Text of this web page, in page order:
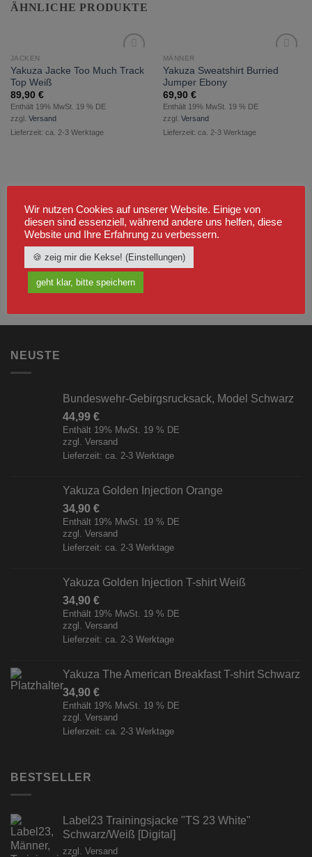
ÄHNLICHE PRODUKTE
Wunschliste
JACKEN
Yakuza Jacke Too Much Track
Top Weiß
89,90 €
Enthält 19% MwSt. 19 % DE
zzgl. Versand
Lieferzeit: ca. 2-3 Werktage
Wunschliste
MÄNNER
Yakuza Sweatshirt Burried
Jumper Ebony
69,90 €
Enthält 19% MwSt. 19 % DE
zzgl. Versand
Lieferzeit: ca. 2-3 Werktage
NEUSTE
Bundeswehr-Gebirgsrucksack, Model Schwarz
44,99 €
Enthält 19% MwSt. 19 % DE
zzgl. Versand
Lieferzeit: ca. 2-3 Werktage
Yakuza Golden Injection Orange
34,90 €
Enthält 19% MwSt. 19 % DE
zzgl. Versand
Lieferzeit: ca. 2-3 Werktage
Yakuza Golden Injection T-shirt Weiß
34,90 €
Enthält 19% MwSt. 19 % DE
zzgl. Versand
Lieferzeit: ca. 2-3 Werktage
Yakuza The American Breakfast T-shirt Schwarz
34,90 €
Enthält 19% MwSt. 19 % DE
zzgl. Versand
Lieferzeit: ca. 2-3 Werktage
BESTSELLER
Label23 Trainingsjacke "TS 23 White"
Schwarz/Weiß [Digital]
zzgl. Versand
Wir nutzen Cookies auf unserer Website. Einige von
diesen sind essenziell, während andere uns helfen, diese
Website und Ihre Erfahrung zu verbessern.
🍪 zeig mir die Kekse! (Einstellungen)
geht klar, bitte speichern